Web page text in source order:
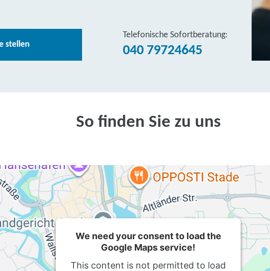
stellen
Telefonische Sofortberatung:
040 79724645
So finden Sie zu uns
We need your consent to load the
Google Maps service!
This content is not permitted to load